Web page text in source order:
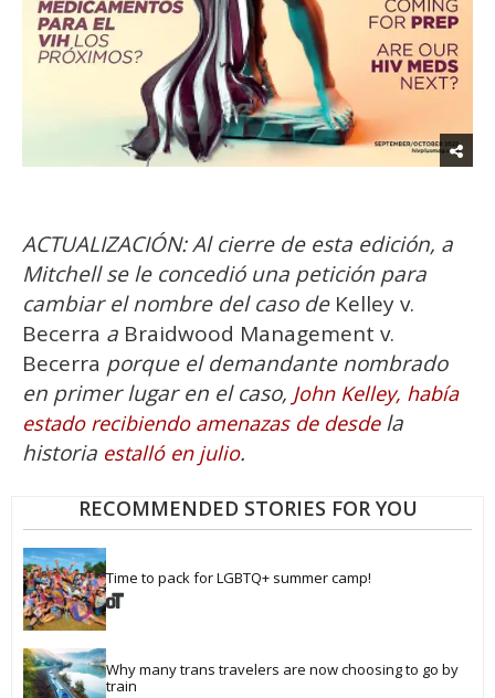
ACTUALIZACIÓN: Al cierre de esta edición, a
Mitchell se le concedió una petición para
cambiar el nombre del caso de Kelley v.
Becerra a Braidwood Management v.
Becerra porque el demandante nombrado
en primer lugar en el caso, John Kelley, había
estado recibiendo amenazas de desdela
historia estalló en julio.
RECOMMENDED STORIES FOR YOU
Time to pack for LGBTQ+ summer camp!
Why many trans travelers are now choosing to go by
train